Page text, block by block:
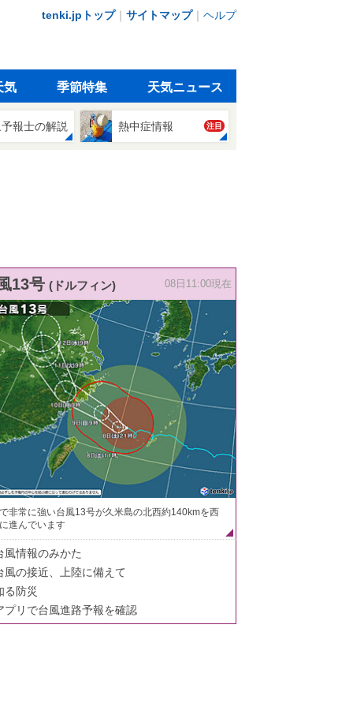
tenki.jpトップ｜ サイトマップ｜ ヘルプ
気 季節特集 天気ニュース
報士の解説 熱中症情報 注目
13号 (ドルフィン) 08日11:00現在
非常に強い台風13号が久米島の北西約140kmを西
進んでいます
風情報のみかた
風の接近、上陸に備えて
る防災
プリで台風進路予報を確認